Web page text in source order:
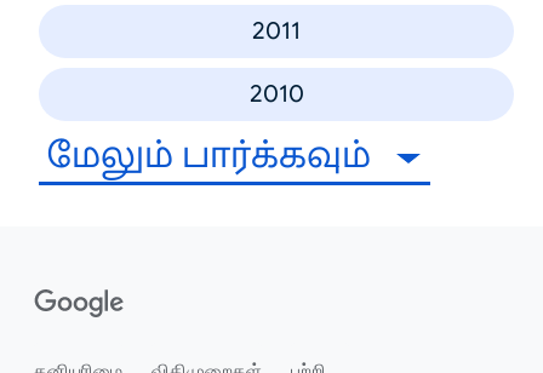
2011
2010
மேலும் பார்க்கவும்